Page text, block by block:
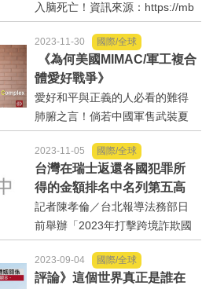
入脑死亡！資訊來源：https://mb
d.baidu.com/newspage/data/vid
eoshare？nid=sv_11228790622
642587468&uk=e4YmgnAZb0p
YIEAi_jDKMg&rawFrom=feed_vi
deo_landing&sour...
2023-11-30 國際/全球
《為何美國MIMAC/軍工複合
體愛好戰爭》
愛好和平與正義的人必看的難得
肺腑之言！倘若中國軍售武裝夏
威夷、解放軍艦時時巡弋加州外
海、華盛頓美國會怎樣？丹麥學
者楊歐伯格/JanOberg是現任瑞
典的跨國和平暨未來基金創辦
人。現在的西方帝國霸權...
2023-11-05 國際/全球
台灣在瑞士返還各國犯罪所
得的金額排名中名列第五高
記者陳孝倫／台北報導法務部日
前舉辦「2023年打擊跨境詐欺國
際研討會」，邀請來自美、歐多
國執法部門人員，針對近來跨境
犯罪的作法與合作進行交流，其
2023-09-04 國際/全球
評論》這個世界真正是誰在